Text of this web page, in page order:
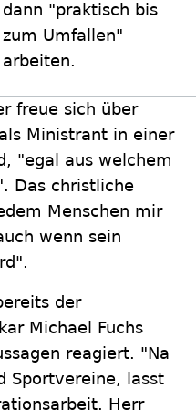
dann "praktisch bis
zum Umfallen"
arbeiten.
freue sich über
Ministrant in einer
"egal aus welchem
Das christliche
Menschen mir
wenn sein
der
Michael Fuchs
reagiert. "Na
Sportvereine, lasst
Herr